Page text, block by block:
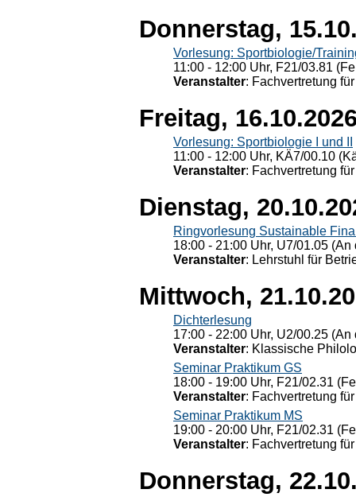
Donnerstag,
Vorlesung: Sportbiologie/
11:00 - 12:00 Uhr, F21/03.81
Veranstalter: Fachvertretung
Freitag,
Vorlesung: Sportbiologie I und II
11:00 - 12:00 Uhr, KÄ7/00.10
Veranstalter: Fachvertretung
Dienstag,
Ringvorlesung Sustainable
18:00 - 21:00 Uhr, U7/01.05
Veranstalter: Lehrstuhl für
Mittwoch,
Dichterlesung
17:00 - 22:00 Uhr, U2/00.25
Veranstalter: Klassische
Seminar Praktikum GS
18:00 - 19:00 Uhr, F21/02.31
Veranstalter: Fachvertretung
Seminar Praktikum MS
19:00 - 20:00 Uhr, F21/02.31
Veranstalter: Fachvertretung
Donnerstag,